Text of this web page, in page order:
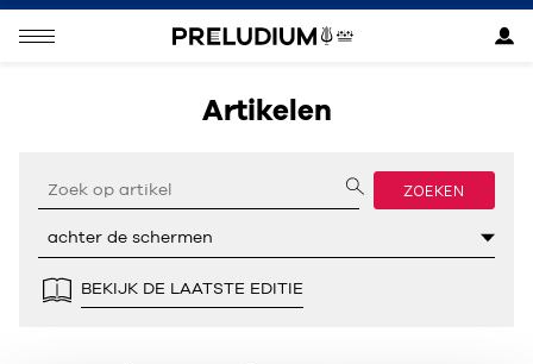
Artikelen
ZOEKEN
BEKIJK DE LAATSTE EDITIE